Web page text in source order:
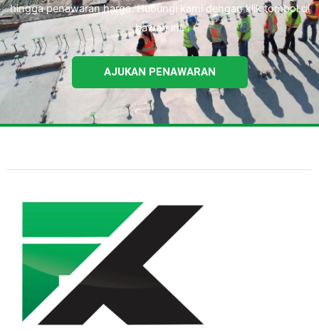
hingga penawaran harga. Hubungi kami dengan klik tombol di
bawah ini.
AJUKAN PENAWARAN